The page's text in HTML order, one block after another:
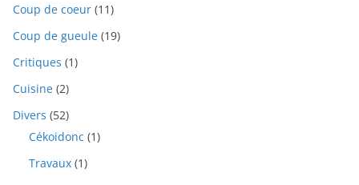
Coup de coeur (11)
Coup de gueule (19)
Critiques (1)
Cuisine (2)
Divers (52)
Cékoidonc (1)
Travaux (1)